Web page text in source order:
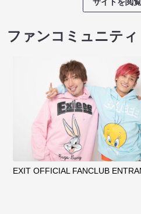
ファンコミュニティ
EXIT OFFICIAL FANCLUB